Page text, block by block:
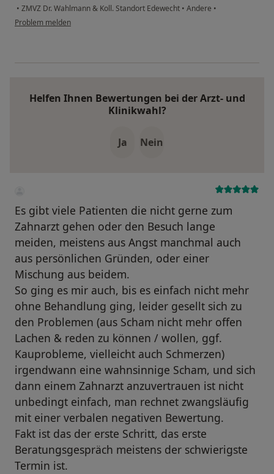
• ZMVZ Dr. Wahlmann & Koll. Standort Edewecht • Andere •
Problem melden
Helfen Ihnen Bewertungen bei der Arzt- und
Klinikwahl?
Ja Nein
Es gibt viele Patienten die nicht gerne zum
Zahnarzt gehen oder den Besuch lange
meiden, meistens aus Angst manchmal auch
aus persönlichen Gründen, oder einer
Mischung aus beidem.
So ging es mir auch, bis es einfach nicht mehr
ohne Behandlung ging, leider gesellt sich zu
den Problemen (aus Scham nicht mehr offen
Lachen & reden zu können / wollen, ggf.
Kauprobleme, vielleicht auch Schmerzen)
irgendwann eine wahnsinnige Scham, und sich
dann einem Zahnarzt anzuvertrauen ist nicht
unbedingt einfach, man rechnet zwangsläufig
mit einer verbalen negativen Bewertung.
Fakt ist das der erste Schritt, das erste
Beratungsgespräch meistens der schwierigste
Termin ist.